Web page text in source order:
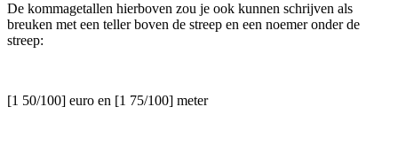
De kommagetallen hierboven zou je ook kunnen schrijven als
breuken met een teller boven de streep en een noemer onder de
streep:
[1 50/100] euro en [1 75/100] meter